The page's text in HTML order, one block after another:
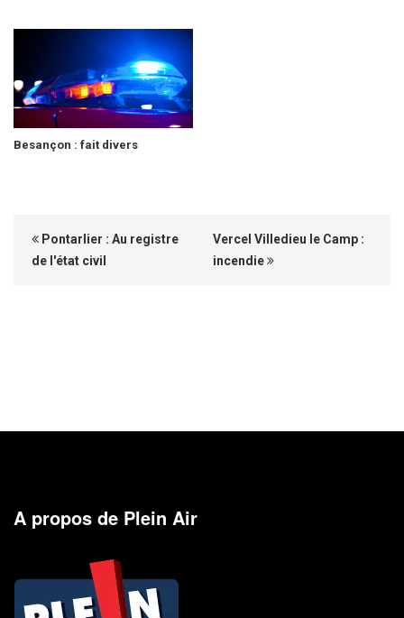
Besançon : fait divers
Pontarlier : Au registre
de l'état civil
Vercel Villedieu le Camp :
incendie
A propos de Plein Air